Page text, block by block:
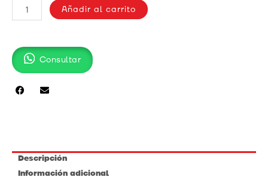
M-
cantidad
Añadir al carrito
Consultar
Descripción
Información adicional